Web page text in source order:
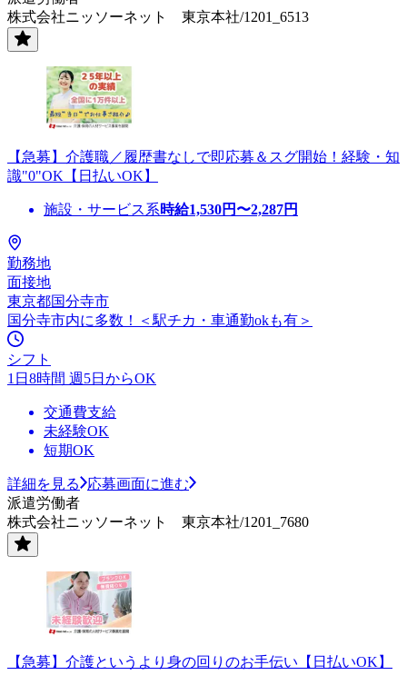
株式会社ニッソーネット 東京本社/1201_6513
【急募】介護職／履歴書なしで即応募＆スグ開始！経験・知
識"0"OK【日払いOK】
施設・サービス系時給1,530円〜2,287円
勤務地
面接地
東京都国分寺市
国分寺市内に多数！＜駅チカ・車通勤okも有＞
シフト
1日8時間 週5日からOK
交通費支給
未経験OK
短期OK
詳細を見る
応募画面に進む
派遣労働者
株式会社ニッソーネット 東京本社/1201_7680
【急募】介護というより身の回りのお手伝い【日払いOK】